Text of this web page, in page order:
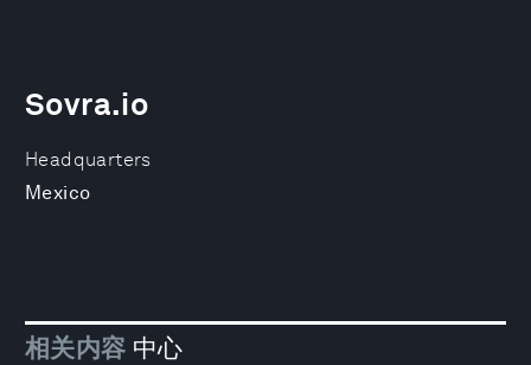
Headquarters
Mexico
Sovra.io
相关内容 中心